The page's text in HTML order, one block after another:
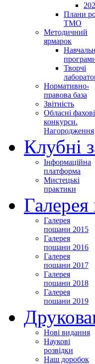
Плани
ТМО
Методичний
ярмарок
Творчі
Нормативно-
правова база
Звітність
Обласні фахові
конкурси.
Нагородження
Клубні
Інформаційна
платформа
Мистецькі
практики
Галерея
пошани 2015
Галерея
пошани 2016
Галерея
пошани 2017
Галерея
пошани 2018
Галерея
пошани 2019
Нові видання
Наукові
розвідки
Наш доробок